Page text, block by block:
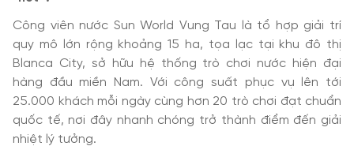
Công viên nước Sun World Vung Tau là tổ hợp giải trí
quy mô lớn rộng khoảng 15 ha, tọa lạc tại khu đô thị
Blanca City, sở hữu hệ thống trò chơi nước hiện đại
hàng đầu miền Nam. Với công suất phục vụ lên tới
25.000 khách mỗi ngày cùng hơn 20 trò chơi đạt chuẩn
quốc tế, nơi đây nhanh chóng trở thành điểm đến giải
nhiệt lý tưởng.